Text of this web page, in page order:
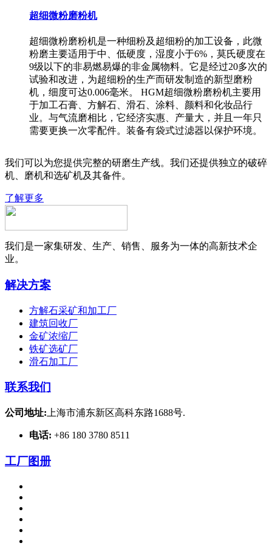
超细微粉磨粉机
超细微粉磨粉机是一种细粉及超细粉的加工设备，此微
粉磨主要适用于中、低硬度，湿度小于6%，莫氏硬度在
9级以下的非易燃易爆的非金属物料。它是经过20多次的
试验和改进，为超细粉的生产而研发制造的新型磨粉
机，细度可达0.006毫米。 HGM超细微粉磨粉机主要用
于加工石膏、方解石、滑石、涂料、颜料和化妆品行
业。与气流磨相比，它经济实惠、产量大，并且一年只
需要更换一次零配件。装备有袋式过滤器以保护环境。
我们可以为您提供完整的研磨生产线。我们还提供独立的破碎
机、磨机和选矿机及其备件。
了解更多
我们是一家集研发、生产、销售、服务为一体的高新技术企
业。
解决方案
方解石采矿和加工厂
建筑回收厂
金矿浓缩厂
铁矿选矿厂
滑石加工厂
联系我们
公司地址: 上海市浦东新区高科东路1688号.
电话: +86 180 3780 8511
工厂图册